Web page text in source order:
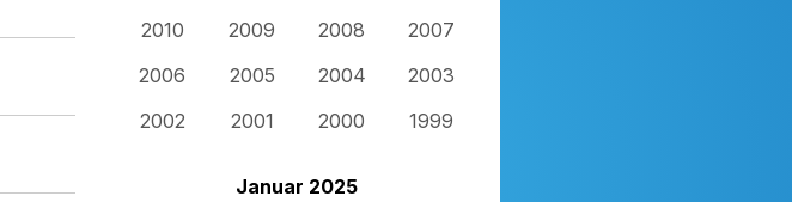
2010
2009 2008
2007
2006
2005 2004
2003
2002
2001 2000 1999
Januar 2025